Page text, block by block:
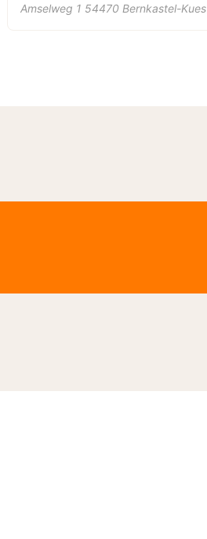
Amselweg 1 54470 Bernkastel-Kues